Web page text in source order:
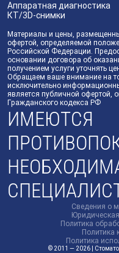
Аппаратная диагностика
КТ/3D-снимки
Материалы и цены,
офертой, определяемой
Российской Федерации.
основании договора об
получением услуги уточнять
Обращаем ваше внимание на
исключительно
является публичной офертой,
Гражданского кодекса РФ
ИМЕЮТСЯ
Сведения о
Политика
Политика
Политика
© 2011 — 2026 |